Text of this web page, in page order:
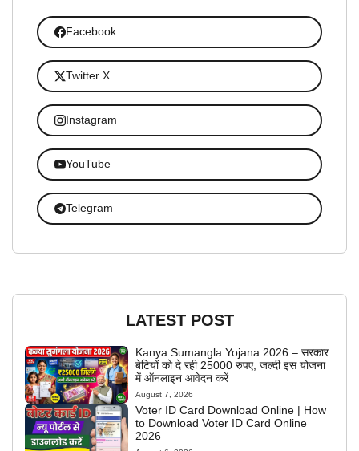
Facebook
Twitter X
Instagram
YouTube
Telegram
LATEST POST
Kanya Sumangla Yojana 2026 – सरकार
बेटियों को दे रही 25000 रुपए, जल्दी इस योजना
में ऑनलाइन आवेदन करें
August 7, 2026
Voter ID Card Download Online | How
to Download Voter ID Card Online
2026